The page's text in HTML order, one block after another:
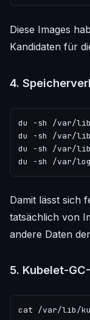
Diese Images
Kandidaten für
4.
du -sh /var/
Damit lässt sich
tatsächlich von
andere Daten
5. Kubelet-
cat /var/lib/